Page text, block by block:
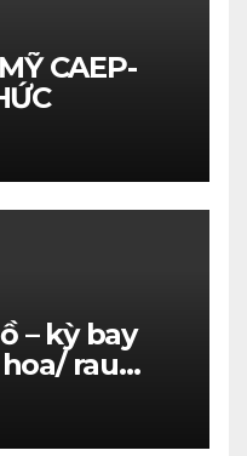
CAEP-
– kỳ bay
hoa/ rau
HCM.